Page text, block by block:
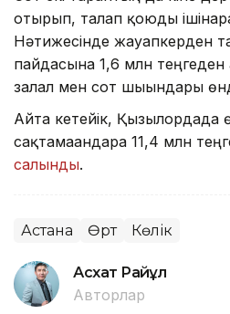
отырып, талап қоюды
Нәтижесінде жауапкерден
пайдасына 1,6 млн
залал мен сот шығындары
Айта кетейік, Қызылордада
сақтамағандарға 11,4 млн
салынды.
Астана Өрт Көлік
Асхат Райқұл
Авторлар